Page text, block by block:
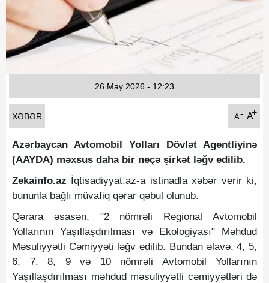
Fotoqaleriya
Reportaj
Qarabag Zəfəri
XƏBƏR A- A+
26 May 2026 - 12:23
Azərbaycan Avtomobil Yolları Dövlət Agentliyinə
(AAYDA) məxsus daha bir neçə şirkət ləğv edilib.
Zekainfo.az İqtisadiyyat.az-a istinadla xəbər verir ki,
bununla bağlı müvafiq qərar qəbul olunub.
Qərara əsasən, "2 nömrəli Regional Avtomobil
Yollarının Yaşıllaşdırılması və Ekologiyası" Məhdud
Məsuliyyətli Cəmiyyəti ləğv edilib. Bundan əlavə, 4, 5,
6, 7, 8, 9 və 10 nömrəli Avtomobil Yollarının
Yaşıllaşdırılması məhdud məsuliyyətli cəmiyyətləri də